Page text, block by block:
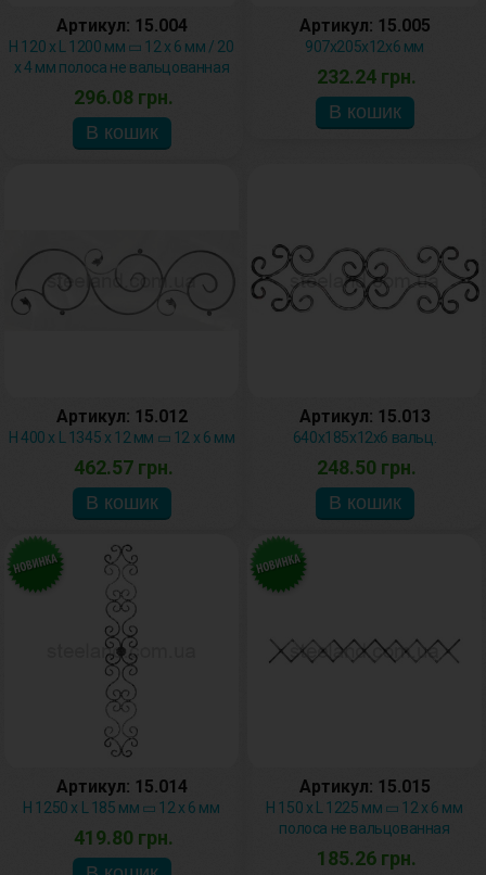
Артикул: 15.004
H 120 х L 1200 мм ▭ 12 х 6 мм / 20
х 4 мм полоса не вальцованная
296.08 грн.
Артикул: 15.005
907х205х12х6 мм
232.24 грн.
Артикул: 15.012
H 400 х L 1345 х 12 мм ▭ 12 х 6 мм
462.57 грн.
Артикул: 15.013
640х185х12х6 вальц.
248.50 грн.
Артикул: 15.014
H 1250 х L 185 мм ▭ 12 х 6 мм
419.80 грн.
Артикул: 15.015
H 150 х L 1225 мм ▭ 12 х 6 мм
полоса не вальцованная
185.26 грн.